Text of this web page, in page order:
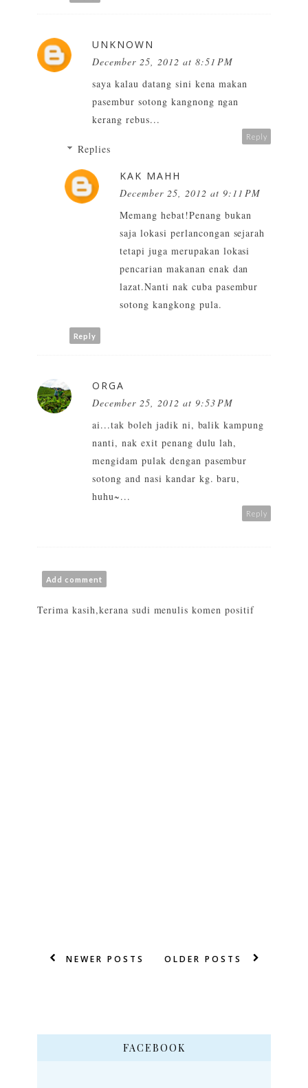
UNKNOWN
December 25, 2012 at 8:51 PM
saya kalau datang sini kena makan
pasembur sotong kangnong ngan
kerang rebus...
Reply
Replies
KAK MAHH
December 25, 2012 at 9:11 PM
Memang hebat!Penang bukan
saja lokasi perlancongan sejarah
tetapi juga merupakan lokasi
pencarian makanan enak dan
lazat.Nanti nak cuba pasembur
sotong kangkong pula.
Reply
ORGA
December 25, 2012 at 9:53 PM
ai...tak boleh jadik ni, balik kampung
nanti, nak exit penang dulu lah,
mengidam pulak dengan pasembur
sotong and nasi kandar kg. baru,
huhu~...
Reply
Add comment
Terima kasih,kerana sudi menulis komen positif
NEWER POSTS OLDER POSTS
FACEBOOK